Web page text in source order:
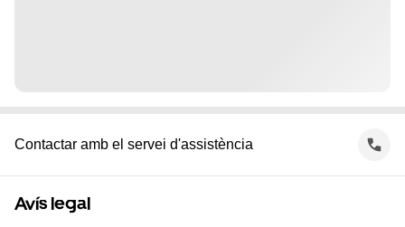
Contactar amb el servei d'assistència
Avís legal